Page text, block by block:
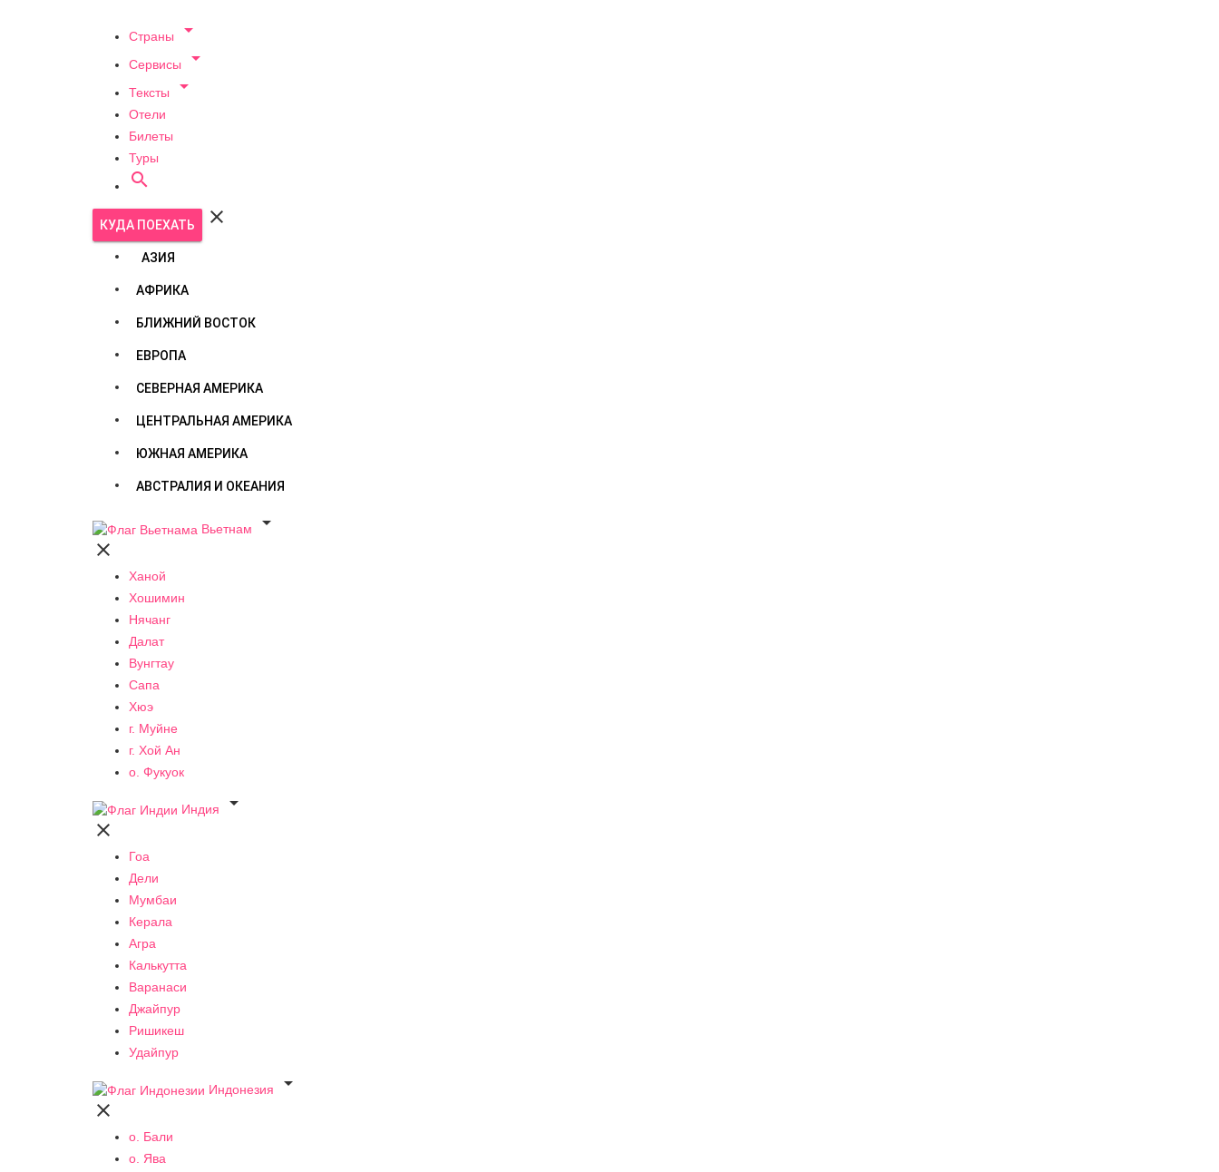
Страны 
Сервисы 
Тексты 
Отели
Билеты
Туры

КУДА ПОЕХАТЬ 
АЗИЯ
АФРИКА
БЛИЖНИЙ ВОСТОК
ЕВРОПА
СЕВЕРНАЯ АМЕРИКА
ЦЕНТРАЛЬНАЯ АМЕРИКА
ЮЖНАЯ АМЕРИКА
АВСТРАЛИЯ И ОКЕАНИЯ
Вьетнам


Ханой
Хошимин
Нячанг
Далат
Вунгтау
Сапа
Хюэ
г. Муйне
г. Хой Ан
о. Фукуок
Индия


Гоа
Дели
Мумбаи
Керала
Агра
Калькутта
Варанаси
Джайпур
Ришикеш
Удайпур
Индонезия


о. Бали
о. Ява